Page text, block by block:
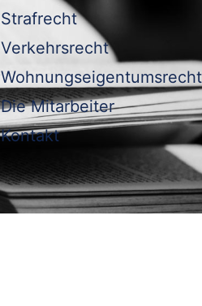
Strafrecht
Verkehrsrecht
Wohnungseigentumsrecht
Die Mitarbeiter
Kontakt